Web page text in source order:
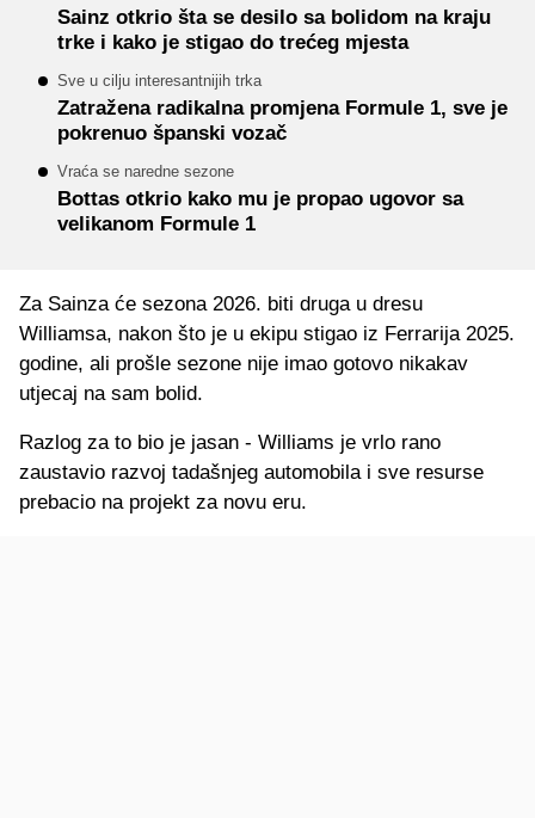
Sainz otkrio šta se desilo sa bolidom na kraju
trke i kako je stigao do trećeg mjesta
Sve u cilju interesantnijih trka
Zatražena radikalna promjena Formule 1, sve je
pokrenuo španski vozač
Vraća se naredne sezone
Bottas otkrio kako mu je propao ugovor sa
velikanom Formule 1
Za Sainza će sezona 2026. biti druga u dresu
Williamsa, nakon što je u ekipu stigao iz Ferrarija 2025.
godine, ali prošle sezone nije imao gotovo nikakav
utjecaj na sam bolid.
Razlog za to bio je jasan - Williams je vrlo rano
zaustavio razvoj tadašnjeg automobila i sve resurse
prebacio na projekt za novu eru.